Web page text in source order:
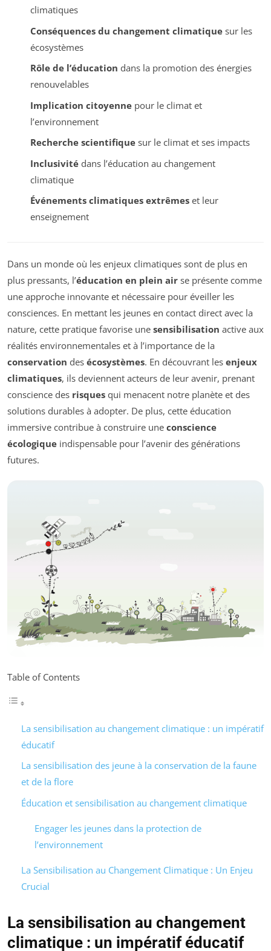
climatiques
Conséquences du changement climatiquesur les
écosystèmes
Rôle de l’éducation dans la promotion des énergies
renouvelables
Implication citoyennepour le climat et
l’environnement
Recherche scientifiquesur le climat et ses impacts
Inclusivitédans l’éducation au changement
climatique
Événements climatiques extrêmeset leur
enseignement
Dans un monde où les enjeux climatiques sont de plus en
plus pressants, l’éducation en plein air se présente comme
une approche innovante et nécessaire pour éveiller les
consciences. En mettant les jeunes en contact direct avec la
nature, cette pratique favorise une sensibilisation active aux
réalités environnementales et à l’importance de la
conservation des écosystèmes. En découvrant les enjeux
climatiques, ils deviennent acteurs de leur avenir, prenant
conscience des risques qui menacent notre planète et des
solutions durables à adopter. De plus, cette éducation
immersive contribue à construire une conscience
écologique indispensable pour l’avenir des générations
futures.
Table of Contents
La sensibilisation au changement climatique : un impératif
éducatif
La sensibilisation des jeune à la conservation de la faune
et de la flore
Éducation et sensibilisation au changement climatique
Engager les jeunes dans la protection de
l’environnement
La Sensibilisation au Changement Climatique : Un Enjeu
Crucial
La sensibilisation au changement
climatique : un impératif éducatif